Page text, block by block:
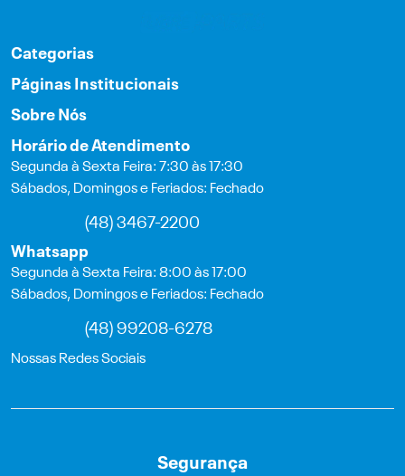
Categorias
Páginas Institucionais
Sobre Nós
Horário de Atendimento
Segunda à Sexta Feira: 7:30 às 17:30
Sábados, Domingos e Feriados: Fechado
(48) 3467-2200
Whatsapp
Segunda à Sexta Feira: 8:00 às 17:00
Sábados, Domingos e Feriados: Fechado
(48) 99208-6278
Nossas Redes Sociais
Segurança